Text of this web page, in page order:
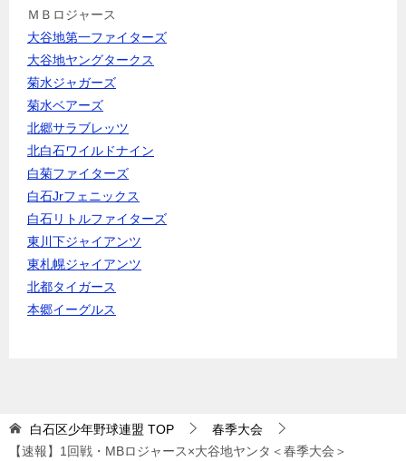
ＭＢロジャース
大谷地第一ファイターズ
大谷地ヤングタークス
菊水ジャガーズ
菊水ベアーズ
北郷サラブレッツ
北白石ワイルドナイン
白菊ファイターズ
白石Jrフェニックス
白石リトルファイターズ
東川下ジャイアンツ
東札幌ジャイアンツ
北都タイガース
本郷イーグルス
白石区少年野球連盟 TOP
春季大会
【速報】1回戦・MBロジャース×大谷地ヤンタ＜春季大会＞